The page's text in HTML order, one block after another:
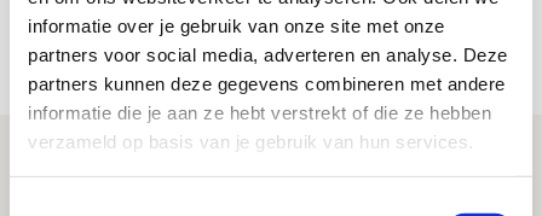
informatie over je gebruik van onze site met onze
partners voor social media, adverteren en analyse. Deze
partners kunnen deze gegevens combineren met andere
informatie die je aan ze hebt verstrekt of die ze hebben
verzameld op basis van je gebruik van hun services.
Net binnen //
Is dit de laatste wallpaper van Godts in